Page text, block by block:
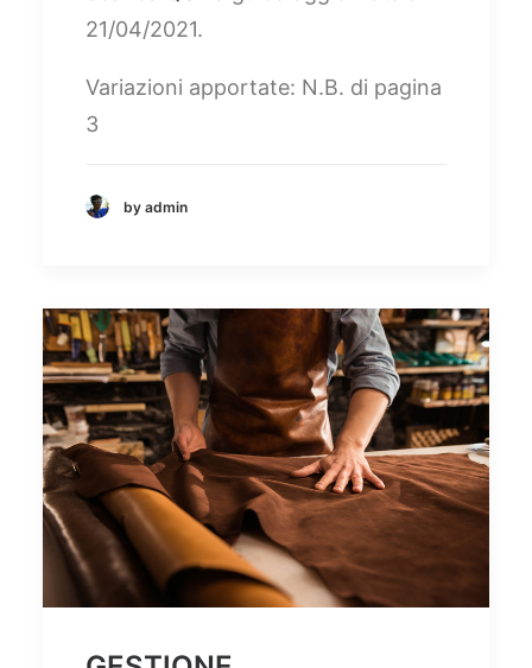
21/04/2021.
Variazioni apportate: N.B. di pagina
3
by admin